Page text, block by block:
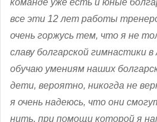
все эти 12 лет работы
очень горжусь тем, что я не
славу болгарской гимнастики
обучаю умениям наших
дети, вероятно, никогда не
я очень надеюсь, что они
нить, при помощи которой я